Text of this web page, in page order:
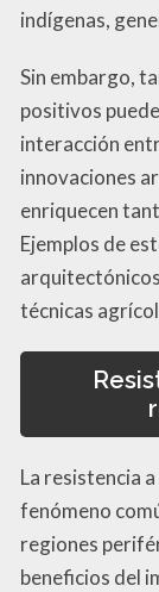
indígenas,
Sin embargo,
positivos
interacción
innovaciones
enriquecen
Ejemplos de
técnicas
La resistencia
fenómeno
regiones
beneficios del